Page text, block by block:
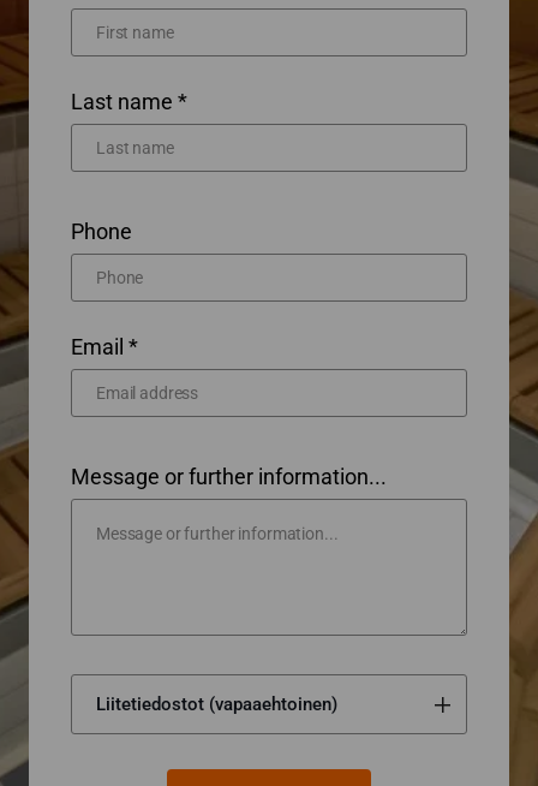
Last name *
Phone
Email *
Message or further information...